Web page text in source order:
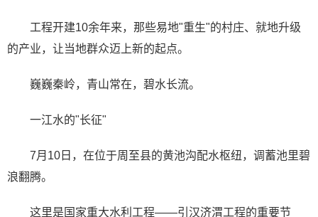
工程开建10余年来，那些易地"重生"的村庄、就地升级
的产业，让当地群众迈上新的起点。
巍巍秦岭，青山常在，碧水长流。
一江水的"长征"
7月10日，在位于周至县的黄池沟配水枢纽，调蓄池里碧
浪翻腾。
这里是国家重大水利工程——引汉济渭工程的重要节